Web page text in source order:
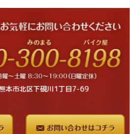
市北区下硯川1丁目7-69